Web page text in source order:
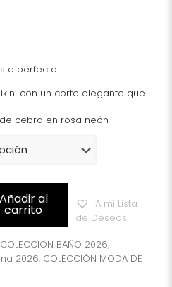
perfecto.
con un corte elegante que
cebra en rosa neón
Añadir al
carrito
¡A mi Lista
de Deseos!
COLECCION BAÑO 2026,
2026, COLECCIÓN MODA DE